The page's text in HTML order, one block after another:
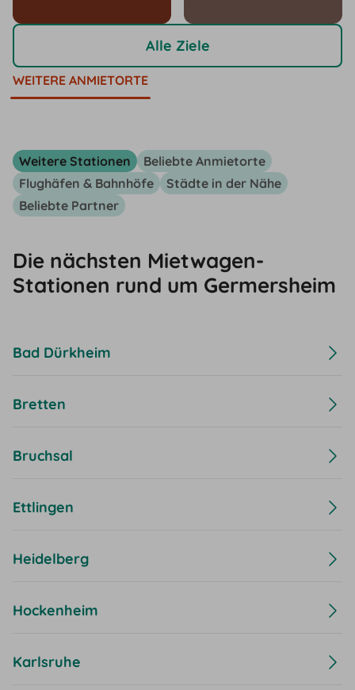
Alle Ziele
WEITERE ANMIETORTE
Weitere Stationen
Beliebte Anmietorte
Flughäfen & Bahnhöfe
Städte in der Nähe
Beliebte Partner
Die nächsten Mietwagen-
Stationen rund um Germersheim
Bad Dürkheim
Bretten
Bruchsal
Ettlingen
Heidelberg
Hockenheim
Karlsruhe